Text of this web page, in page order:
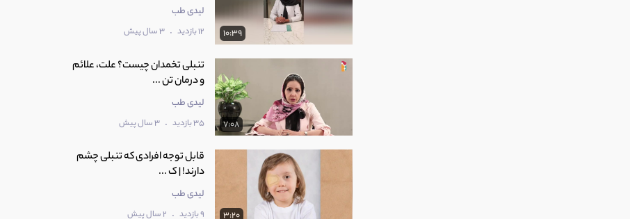
10:39
لیدی طب
12 بازدید . 3 سال پیش
7:08
تنبلی تخمدان چیست؟ علت، علائم
و درمان تن ...
لیدی طب
35 بازدید . 3 سال پیش
3:20
قابل توجه افرادی که تنبلی چشم
دارند! | ک ...
لیدی طب
9 بازدید . 2 سال پیش